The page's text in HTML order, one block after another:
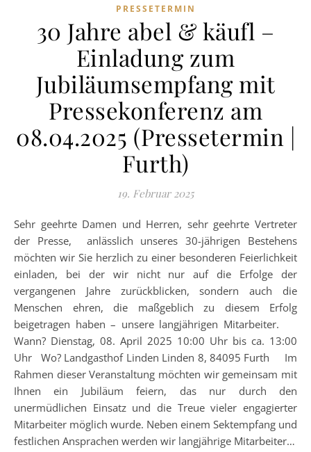
PRESSETERMIN
30 Jahre abel & käufl –
Einladung zum
Jubiläumsempfang mit
Pressekonferenz am
08.04.2025 (Pressetermin |
Furth)
19. Februar 2025
Sehr geehrte Damen und Herren, sehr geehrte Vertreter
der Presse, anlässlich unseres 30-jährigen Bestehens
möchten wir Sie herzlich zu einer besonderen Feierlichkeit
einladen, bei der wir nicht nur auf die Erfolge der
vergangenen Jahre zurückblicken, sondern auch die
Menschen ehren, die maßgeblich zu diesem Erfolg
beigetragen haben – unsere langjährigen Mitarbeiter.
Wann? Dienstag, 08. April 2025 10:00 Uhr bis ca. 13:00
Uhr Wo? Landgasthof Linden Linden 8, 84095 Furth Im
Rahmen dieser Veranstaltung möchten wir gemeinsam mit
Ihnen ein Jubiläum feiern, das nur durch den
unermüdlichen Einsatz und die Treue vieler engagierter
Mitarbeiter möglich wurde. Neben einem Sektempfang und
festlichen Ansprachen werden wir langjährige Mitarbeiter…